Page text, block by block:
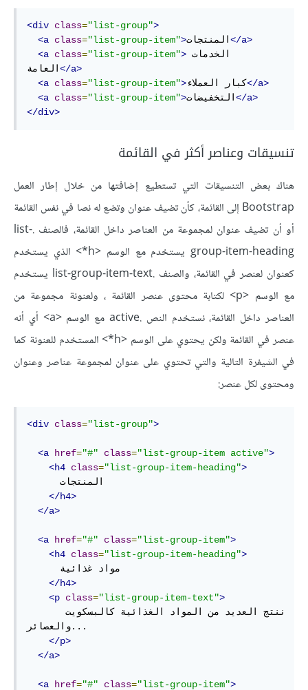
<div class="list-group">
<a class="list-group-item">المنتجات </a>
<a class="list-group-item">
العامة </a>
<a class="list-group-item">كبار العملاء</a>
<a class="list-group-item">التخفيضات </a>
</div>
تنسيقات وعناصر أكثر في القائمة
هناك بعض التنسيقات التي تستطيع إضافتها من خلال إطار العمل
Bootstrap إلى القائمة، كأن تضيف عنوان وتضع له نصا في نفس القائمة
أو أن تضيف عنوان لمجموعة من العناصر داخل القائمة، فالصنف .list-
group-item-heading يستخدم مع الوسم <h*> الذي يستخدم
كعنوان لعنصر في القائمة، والصنف .list-group-item-text يستخدم
مع الوسم <p> لكتابة محتوى عنصر القائمة ، ولعنونة مجموعة من
العناصر داخل القائمة، نستخدم النص .active مع الوسم <a> أي أنه
عنصر في القائمة ولكن يحتوي على الوسم <h*> المستخدم للعنونة كما
في الشيفرة التالية والتي تحتوي على عنوان لمجموعة عناصر وعنوان
ومحتوى لكل عنصر:
<div class="list-group">
<a href="#" class="list-group-item active">
<h4 class="list-group-item-heading">
</h4>
</a>
<a href="#" class="list-group-item">
<h4 class="list-group-item-heading">
</h4>
<p class="list-group-item-text">
والعصائر...
</p>
</a>
<a href="#" class="list-group-item">